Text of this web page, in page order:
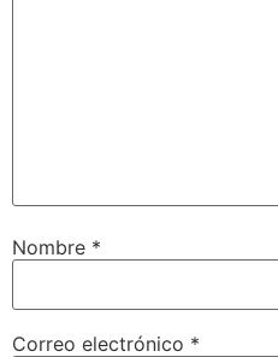
Nombre *
Correo electrónico *